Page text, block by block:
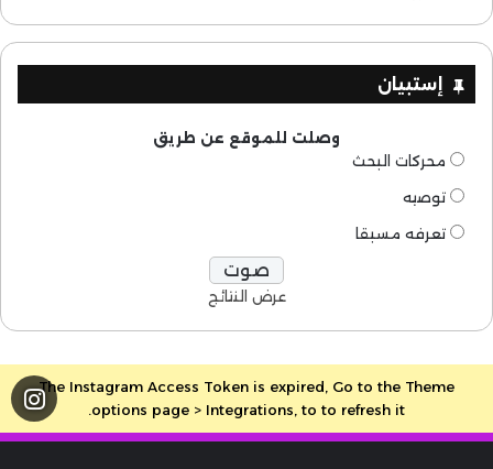
إستبيان
وصلت للموقع عن طريق
محركات البحث
توصيه
تعرفه مسبقا
عرض النتائج
The Instagram Access Token is expired, Go to the Theme
options page > Integrations, to to refresh it.